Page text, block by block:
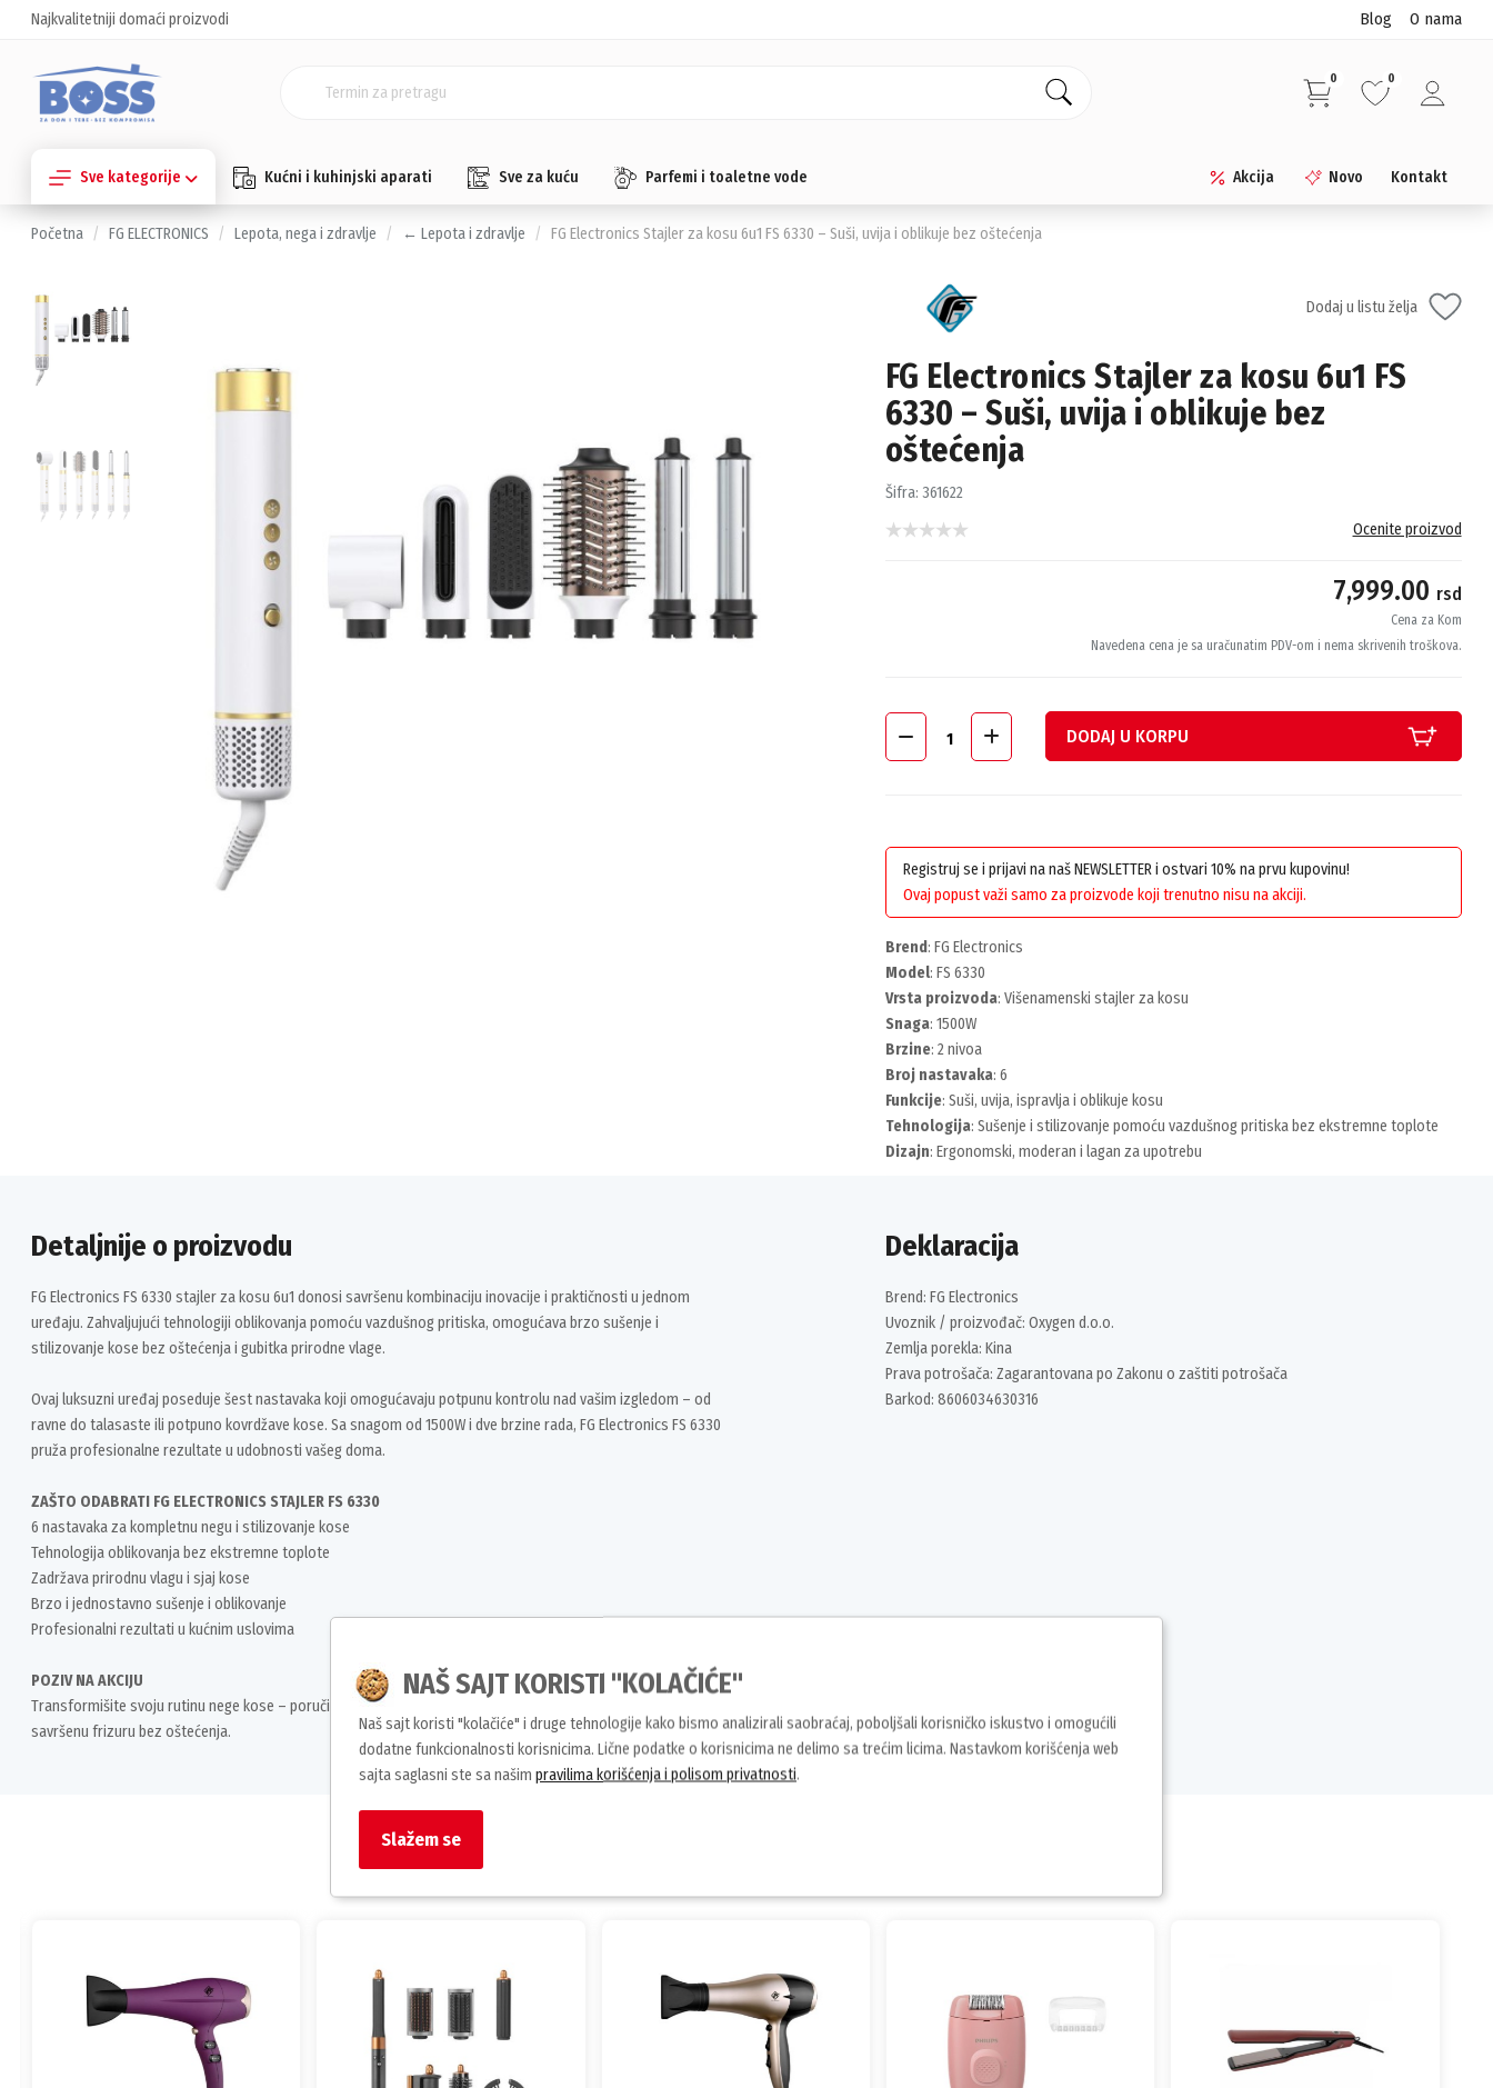
Najkvalitetniji domaći proizvodi Blog O nama
0 0
Sve kategorije Kućni i kuhinjski aparati Sve za kuću Parfemi i toaletne vode Akcija Novo Kontakt
Početna FG ELECTRONICS Lepota, nega i zdravlje ← Lepota i zdravlje FG Electronics Stajler za kosu 6u1 FS 6330 – Suši, uvija i oblikuje bez oštećenja
Dodaj u listu želja
FG Electronics Stajler za kosu 6u1 FS
6330 – Suši, uvija i oblikuje bez
oštećenja
Šifra: 361622
Ocenite proizvod
7,999.00 rsd
Cena za Kom
Navedena cena je sa uračunatim PDV-om i nema skrivenih troškova.
DODAJ U KORPU
Registruj se i prijavi na naš NEWSLETTER i ostvari 10% na prvu kupovinu!
Ovaj popust važi samo za proizvode koji trenutno nisu na akciji.
Brend: FG Electronics
Model: FS 6330
Vrsta proizvoda: Višenamenski stajler za kosu
Snaga: 1500W
Brzine: 2 nivoa
Broj nastavaka: 6
Funkcije: Suši, uvija, ispravlja i oblikuje kosu
Tehnologija: Sušenje i stilizovanje pomoću vazdušnog pritiska bez ekstremne toplote
Dizajn: Ergonomski, moderan i lagan za upotrebu
Detaljnije o proizvodu
FG Electronics FS 6330 stajler za kosu 6u1 donosi savršenu kombinaciju inovacije i praktičnosti u jednom
uređaju. Zahvaljujući tehnologiji oblikovanja pomoću vazdušnog pritiska, omogućava brzo sušenje i
stilizovanje kose bez oštećenja i gubitka prirodne vlage.
Ovaj luksuzni uređaj poseduje šest nastavaka koji omogućavaju potpunu kontrolu nad vašim izgledom – od
ravne do talasaste ili potpuno kovrdžave kose. Sa snagom od 1500W i dve brzine rada, FG Electronics FS 6330
pruža profesionalne rezultate u udobnosti vašeg doma.
ZAŠTO ODABRATI FG ELECTRONICS STAJLER FS 6330
6 nastavaka za kompletnu negu i stilizovanje kose
Tehnologija oblikovanja bez ekstremne toplote
Zadržava prirodnu vlagu i sjaj kose
Brzo i jednostavno sušenje i oblikovanje
Profesionalni rezultati u kućnim uslovima
POZIV NA AKCIJU
Transformišite svoju rutinu nege kose – poručite FG Electronics stajler 6u1 FS 6330 i svakog dana kreirajte
savršenu frizuru bez oštećenja.
Deklaracija
Brend: FG Electronics
Uvoznik / proizvođač: Oxygen d.o.o.
Zemlja porekla: Kina
Prava potrošača: Zagarantovana po Zakonu o zaštiti potrošača
Barkod: 8606034630316
NAŠ SAJT KORISTI "KOLAČIĆE"
Naš sajt koristi "kolačiće" i druge tehnologije kako bismo analizirali saobraćaj, poboljšali korisničko iskustvo i omogućili
dodatne funkcionalnosti korisnicima. Lične podatke o korisnicima ne delimo sa trećim licima. Nastavkom korišćenja web
sajta saglasni ste sa našim pravilima korišćenja i polisom privatnosti.
Slažem se